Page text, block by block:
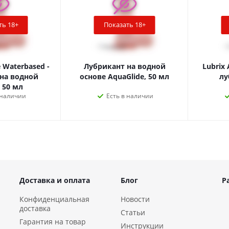
из уникального двойного силикона Silexpan,
не похож ни на что другое, упругий, приятный и
фталатов.
18+
-
водной
50 мл
Показать 18+
Лубрикант на водной
основе AquaGlide, 50 мл
Есть в наличии
Lubrix
Доставка и оплата
Конфиденциальная
доставка
Гарантия на товар
Блог
Новости
Статьи
Инструкции